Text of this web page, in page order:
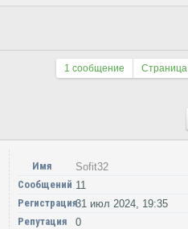
1 сообщение Страница
Имя
Sofit32
Сообщений 11
Регистрация31 июл 2024, 19:35
Репутация
0